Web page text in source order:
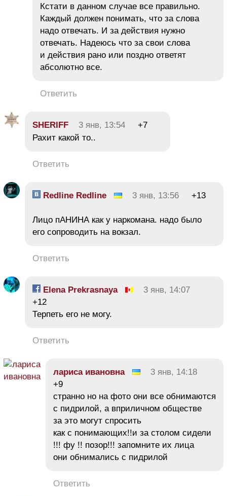
Кстати в данном случае все правильно.
Каждый должен понимать, что за слова
надо отвечать. И за действия нужно
отвечать. Надеюсь что за свои слова
и действия рано или поздно ответят
абсолютно все.
Ответить
SHERIFF 3 янв, 13:54
+7
Рахит какой то..
Ответить
Redline Redline 3 янв, 13:56 +13
Лицо пАНИНА как у наркомана. надо было
его сопроводить на вокзал.
Ответить
Elena Prekrasnaya
3 янв, 14:07
+12
Терпеть его не могу.
Ответить
лариса ивановна
3 янв, 14:18
+9
странно но на фото они все обнимаются
с пидрилой, а вприличном обществе
за это могут спросить
как с понимающих!!и за столом сидели
!!! фу !! позор!!! запомните их лица
они обнимались с пидрилой
Ответить